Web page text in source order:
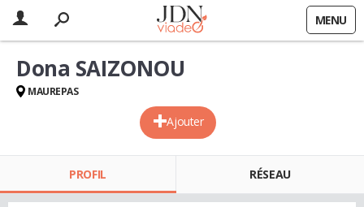
MENU
Ajouter
Dona SAIZONOU
MAUREPAS
PROFIL RÉSEAU